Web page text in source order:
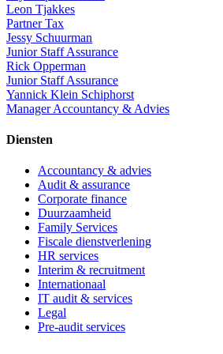
Leon Tjakkes
Partner Tax
Jessy Schuurman
Junior Staff Assurance
Rick Opperman
Junior Staff Assurance
Yannick Klein Schiphorst
Manager Accountancy & Advies
Diensten
Accountancy & advies
Audit & assurance
Corporate finance
Duurzaamheid
Family Services
Fiscale dienstverlening
HR services
Interim & recruitment
Internationaal
IT audit & services
Legal
Pre-audit services